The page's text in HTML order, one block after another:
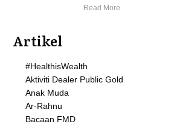
Read More
Artikel
#HealthisWealth
Aktiviti Dealer Public Gold
Anak Muda
Ar-Rahnu
Bacaan FMD